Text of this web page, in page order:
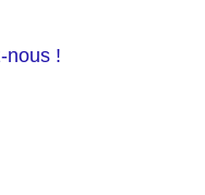
nous !